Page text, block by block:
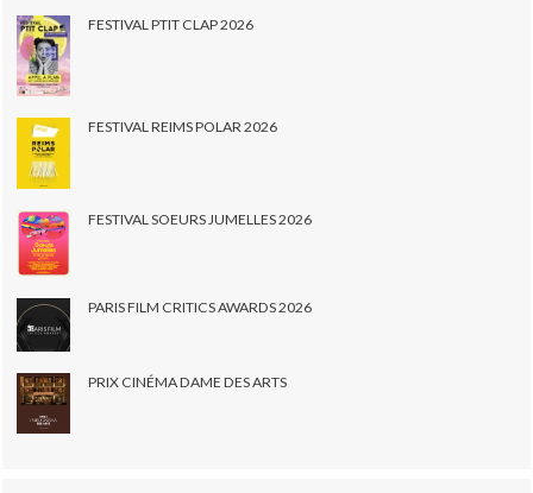
FESTIVAL PTIT CLAP 2026
FESTIVAL REIMS POLAR 2026
FESTIVAL SOEURS JUMELLES 2026
PARIS FILM CRITICS AWARDS 2026
PRIX CINÉMA DAME DES ARTS